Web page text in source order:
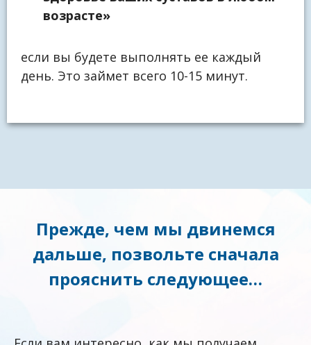
возрасте»
если вы будете выполнять ее каждый
день. Это займет всего 10-15 минут.
Прежде, чем мы двинемся
дальше, позвольте сначала
прояснить следующее…